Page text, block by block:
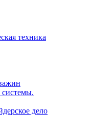
техника
дело